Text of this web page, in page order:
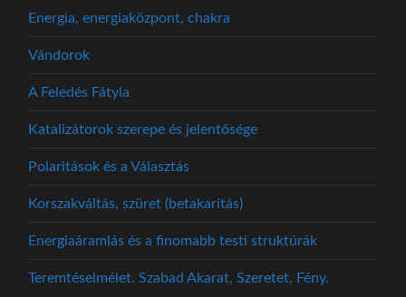
Energia, energiaközpont, chakra
Vándorok
A Feledés Fátyla
Katalizátorok szerepe és jelentősége
Polaritások és a Választás
Korszakváltás, szüret (betakarítás)
Energiaáramlás és a finomabb testi struktúrák
Teremtéselmélet. Szabad Akarat, Szeretet, Fény.